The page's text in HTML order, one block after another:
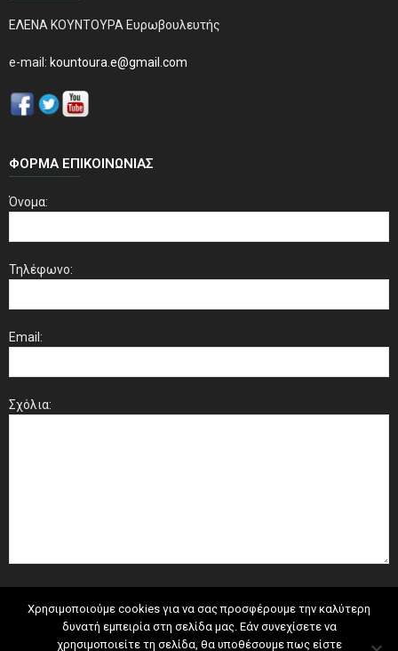
ΕΛΕΝΑ ΚΟΥΝΤΟΥΡΑ Ευρωβουλευτής
e-mail: kountoura.e@gmail.com
ΦΌΡΜΑ ΕΠΙΚΟΙΝΩΝΊΑΣ
Όνομα:
Τηλέφωνο:
Email:
Σχόλια:
Χρησιμοποιούμε cookies για να σας προσφέρουμε την καλύτερη
δυνατή εμπειρία στη σελίδα μας. Εάν συνεχίσετε να
χρησιμοποιείτε τη σελίδα, θα υποθέσουμε πως είστε